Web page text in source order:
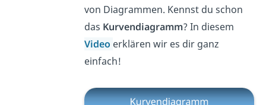
von Diagrammen. Kennst du schon
das Kurvendiagramm? In diesem
Video erklären wir es dir ganz
einfach!